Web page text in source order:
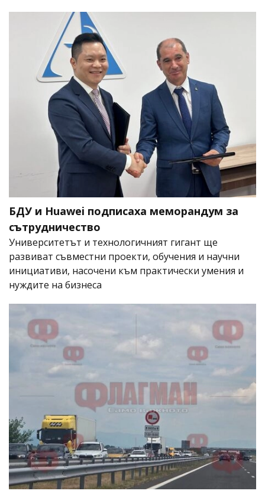
БДУ и Huawei подписаха меморандум за
сътрудничество
Университетът и технологичният гигант ще
развиват съвместни проекти, обучения и научни
инициативи, насочени към практически умения и
нуждите на бизнеса